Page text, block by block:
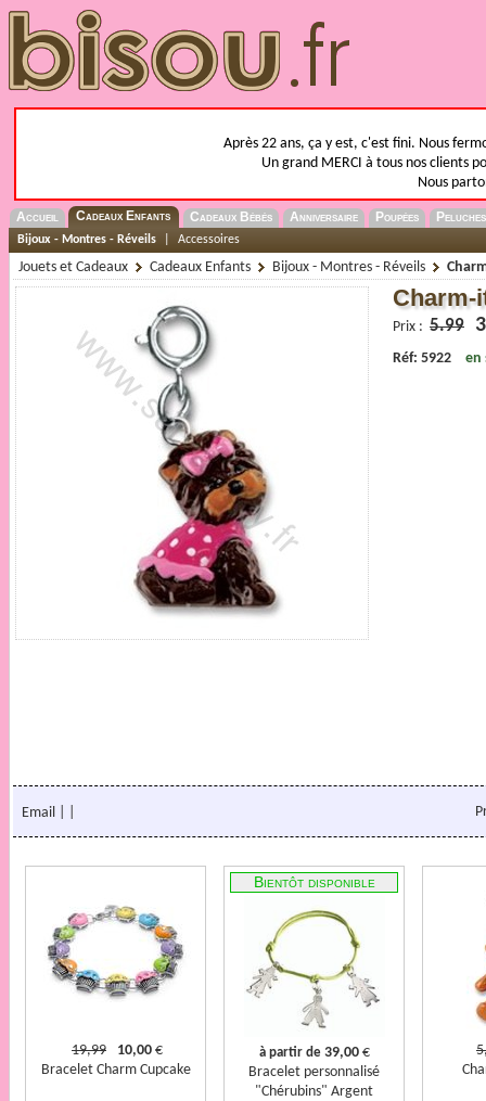
Après 22 ans, ça y est, c'est fini. Nous
Un grand MERCI à tous nos clients
Nous
Accueil Cadeaux Enfants Cadeaux Bébés Anniversaire Poupées Peluches
Bijoux - Montres - Réveils Accessoires
Jouets et Cadeaux Cadeaux Enfants Bijoux - Montres - Réveils
Charm-
Prix : 5.99
Réf: 5922 en
Email
19,99 10,00 €
Bracelet Charm Cupcake
Bientôt disponible
à partir de 39,00€
Bracelet personnalisé
"Chérubins" Argent